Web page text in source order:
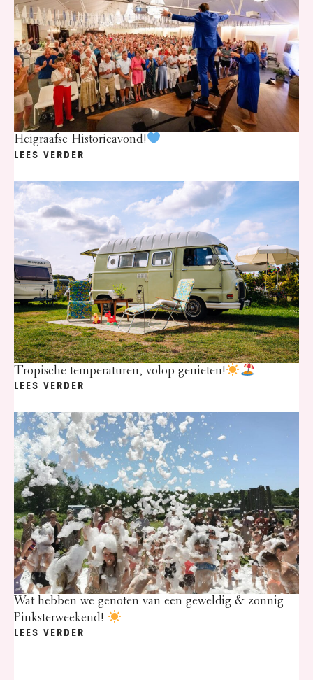
Heigraafse Historieavond!
LEES VERDER
Tropische temperaturen, volop genieten!
LEES VERDER
Wat hebben we genoten van een geweldig & zonnig
Pinksterweekend!
LEES VERDER